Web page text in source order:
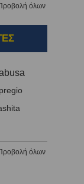
όλων
pregio
όλων